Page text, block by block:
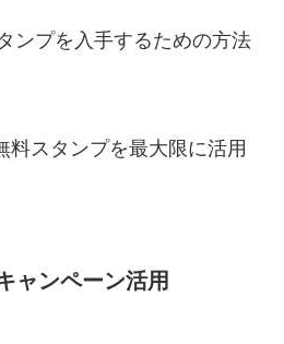
ンプを入手するための方法
料スタンプを最大限に活用
ャンペーン活用